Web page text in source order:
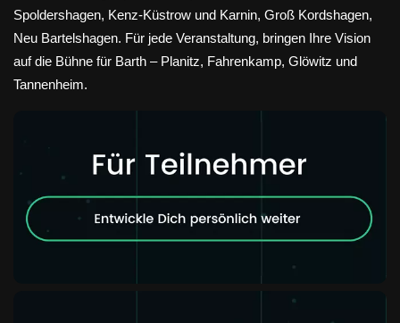
Spoldershagen, Kenz-Küstrow und Karnin, Groß Kordshagen,
Neu Bartelshagen. Für jede Veranstaltung, bringen Ihre Vision
auf die Bühne für Barth – Planitz, Fahrenkamp, Glöwitz und
Tannenheim.